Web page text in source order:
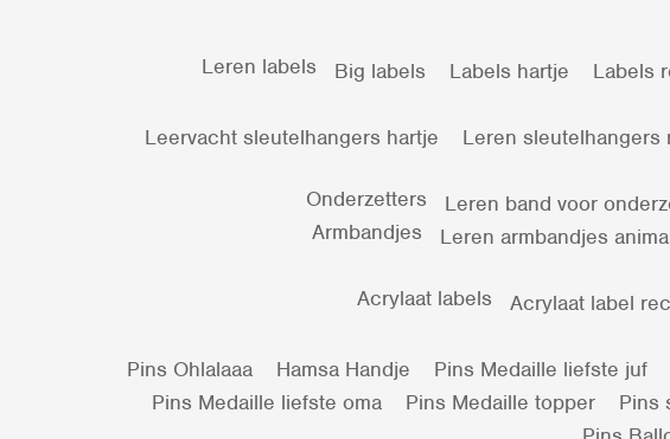
Leren labels
Big labels Labels hartje Labels
Leervacht sleutelhangers hartje
Leren sleutelhangers
Onderzetters
Leren band voor
Armbandjes
Leren armbandjes
Acrylaat labels
Acrylaat label
Pins Ohlalaaa
Hamsa Handje Pins Medaille liefste juf
Pins Medaille liefste oma
Pins Medaille topper Pins